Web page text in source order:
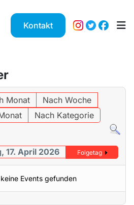
Kontakt
Monat
Nach Woche
Nach Kategorie
17. April 2026 Folgetag
Events gefunden